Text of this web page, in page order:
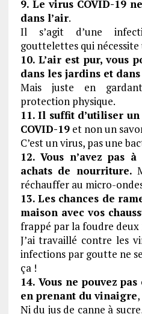
9. Le virus COVID-19
dans l’air.
Il s’agit d’une
gouttelettes qui
10. L’air est pur, vous
dans les jardins et
Mais juste en
protection physique.
11. Il suffit d’utiliser
COVID-19et non un
C’est un virus, pas une
12. Vous n’avez pas
achats de nourriture.
réchauffer au micro-
13. Les chances de
maison avec vos
frappé par la foudre deux
J’ai travaillé contre les
infections par goutte ne
ça !
14. Vous ne pouvez
en prenant du vinaigre,
Ni du jus de canne à